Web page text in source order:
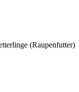
(Raupenfutter)